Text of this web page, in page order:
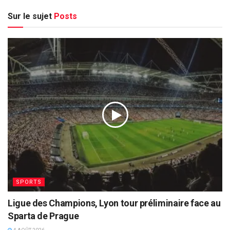
Sur le sujet Posts
SPORTS
Ligue des Champions, Lyon tour préliminaire face au
Sparta de Prague